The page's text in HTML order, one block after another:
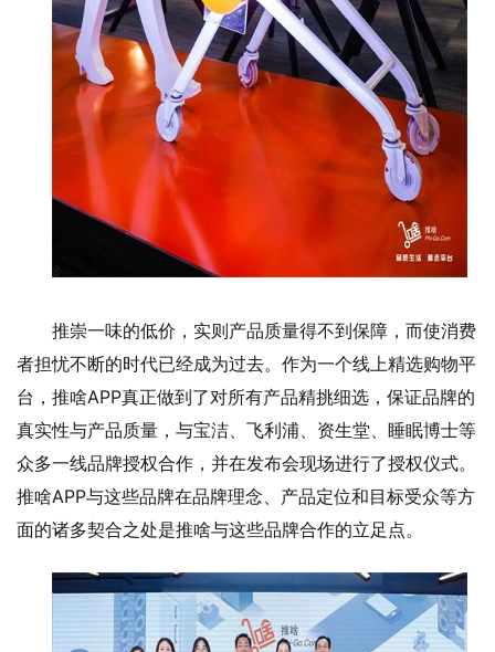
推崇一味的低价，实则产品质量得不到保障，而使消费
者担忧不断的时代已经成为过去。作为一个线上精选购物平
台，推啥APP真正做到了对所有产品精挑细选，保证品牌的
真实性与产品质量，与宝洁、飞利浦、资生堂、睡眠博士等
众多一线品牌授权合作，并在发布会现场进行了授权仪式。
推啥APP与这些品牌在品牌理念、产品定位和目标受众等方
面的诸多契合之处是推啥与这些品牌合作的立足点。